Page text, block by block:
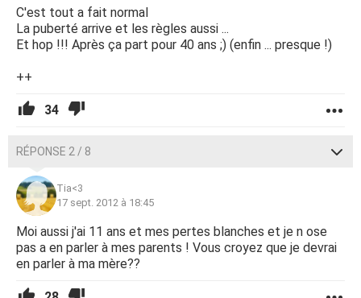
C'est tout a fait normal
La puberté arrive et les règles aussi ...
Et hop !!! Après ça part pour 40 ans ;) (enfin ... presque !)
++
34
RÉPONSE 2 / 8
Tia<3
17 sept. 2012 à 18:45
Moi aussi j'ai 11 ans et mes pertes blanches et je n ose
pas a en parler à mes parents ! Vous croyez que je devrai
en parler à ma mère??